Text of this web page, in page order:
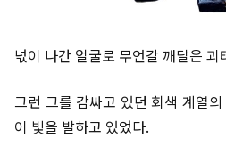
넋이 나간 얼굴로 무언갈 깨달은 괴
그런 그를 감싸고 있던 회색 계열
이 빛을 발하고 있었다.